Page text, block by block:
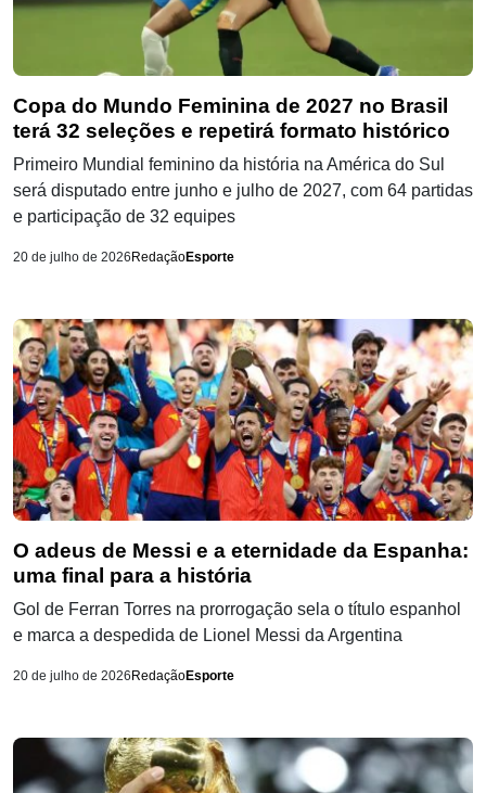
Copa do Mundo Feminina de 2027 no Brasil
terá 32 seleções e repetirá formato histórico
Primeiro Mundial feminino da história na América do Sul
será disputado entre junho e julho de 2027, com 64 partidas
e participação de 32 equipes
20 de julho de 2026 RedaçãoEsporte
O adeus de Messi e a eternidade da Espanha:
uma final para a história
Gol de Ferran Torres na prorrogação sela o título espanhol
e marca a despedida de Lionel Messi da Argentina
20 de julho de 2026 RedaçãoEsporte